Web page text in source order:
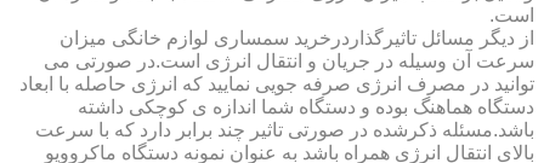
است.
از دیگر مسائل تاثیرگذاردرخرید سمساری لوازم خانگی میزان
سرعت آن وسیله در جریان و انتقال انرژی است.در صورتی می
توانید در مصرف انرژی صرفه جویی نمایید که انرژی حاصله با ابعاد
دستگاه هماهنگ بوده و دستگاه شما اندازه ی کوچکی داشته
باشد.مسئله ذکرشده در صورتی تاثیر چند برابر دارد که با سرعت
بالای انتقال انرژی همراه باشد به عنوان نمونه دستگاه ماکروویو